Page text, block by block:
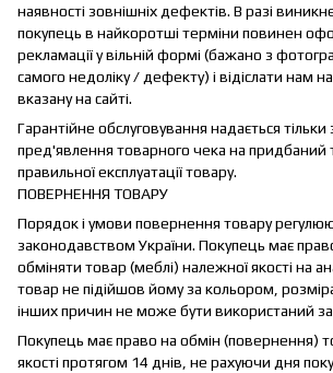
наявності зовнішніх дефектів. В разі
покупець в найкоротші терміни повинен
рекламації у вільній формі (бажано з
самого недоліку / дефекту) і відіслати нам
вказану на сайті.
Гарантійне обслуговування надається
пред'явлення товарного чека на придбаний
правильної експлуатації товару.
ПОВЕРНЕННЯ ТОВАРУ
Порядок і умови повернення товару
законодавством України. Покупець має
обміняти товар (меблі) належної якості на
товар не підійшов йому за кольором,
інших причин не може бути використаний
Покупець має право на обмін (повернення)
якості протягом 14 днів, не рахуючи дня